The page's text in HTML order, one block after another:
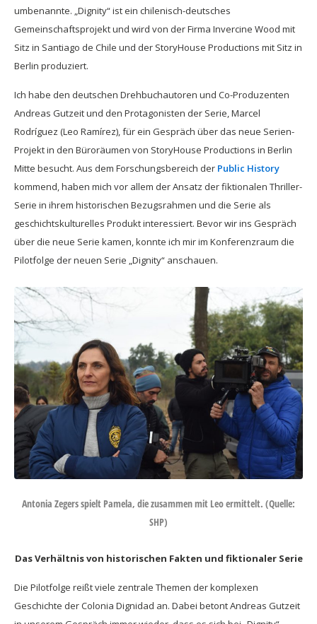
umbenannte. „Dignity“ ist ein chilenisch-deutsches
Gemeinschaftsprojekt und wird von der Firma Invercine Wood mit
Sitz in Santiago de Chile und der StoryHouse Productions mit Sitz in
Berlin produziert.
Ich habe den deutschen Drehbuchautoren und Co-Produzenten
Andreas Gutzeit und den Protagonisten der Serie, Marcel
Rodríguez (Leo Ramírez), für ein Gespräch über das neue Serien-
Projekt in den Büroräumen von StoryHouse Productions in Berlin
Mitte besucht. Aus dem Forschungsbereich der Public History
kommend, haben mich vor allem der Ansatz der fiktionalen Thriller-
Serie in ihrem historischen Bezugsrahmen und die Serie als
geschichtskulturelles Produkt interessiert. Bevor wir ins Gespräch
über die neue Serie kamen, konnte ich mir im Konferenzraum die
Pilotfolge der neuen Serie „Dignity“ anschauen.
Antonia Zegers spielt Pamela, die zusammen mit Leo ermittelt. (Quelle:
SHP)
Das Verhältnis von historischen Fakten und fiktionaler Serie
Die Pilotfolge reißt viele zentrale Themen der komplexen
Geschichte der Colonia Dignidad an. Dabei betont Andreas Gutzeit